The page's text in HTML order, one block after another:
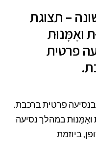
– תצוגת
ואָמָּנוּת
פרטית
פרטית ברכבת.
במהלך נסיעה
ביוזמת